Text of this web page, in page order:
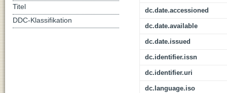
dc.date.accessioned
dc.date.available
dc.date.issued
dc.identifier.issn
dc.identifier.uri
dc.language.iso
Titel
DDC-Klassifikation